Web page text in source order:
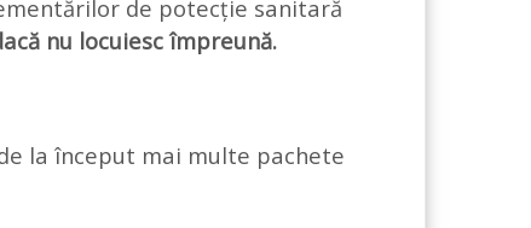
de potecție sanitară
nu locuiesc împreună.
la început mai multe pachete